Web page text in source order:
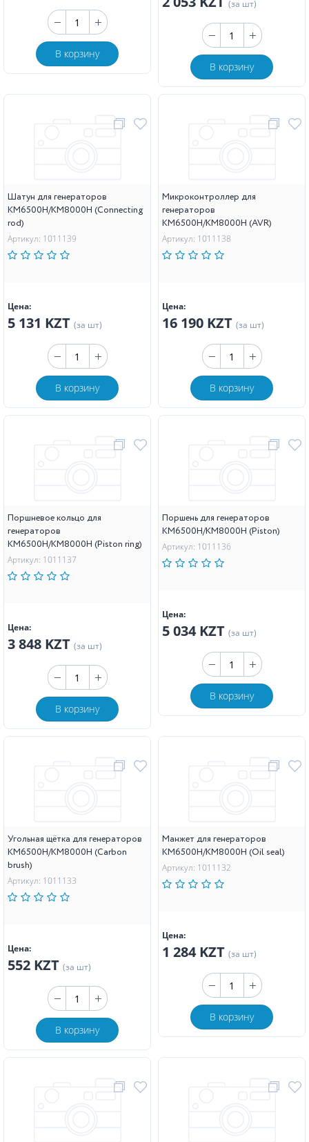
В корзину
(за шт)
В корзину
Шатун для генераторов
KM6500H/KM8000H (Connecting
rod)
Артикул: 1011139
Цена:
5 131 KZT (за шт)
В корзину
Микроконтроллер для
генераторов
KM6500H/KM8000H (AVR)
Артикул: 1011138
Цена:
16 190 KZT (за шт)
В корзину
Поршневое кольцо для
генераторов
KM6500H/KM8000H (Piston ring)
Артикул: 1011137
Цена:
3 848 KZT (за шт)
В корзину
Поршень для генераторов
KM6500H/KM8000H (Piston)
Артикул: 1011136
Цена:
5 034 KZT (за шт)
В корзину
Угольная щётка для генераторов
KM6500H/KM8000H (Carbon
brush)
Артикул: 1011133
Цена:
552 KZT (за шт)
В корзину
Манжет для генераторов
KM6500H/KM8000H (Oil seal)
Артикул: 1011132
Цена:
1 284 KZT (за шт)
В корзину